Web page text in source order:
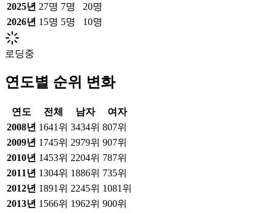
2025년 27명 7명 20명
2026년 15명 5명 10명
로딩중
연도별 순위 변화
연도 전체 남자
여자
2008년 1641위 3434위 807위
2009년 1745위 2979위 907위
2010년 1453위 2204위 787위
2011 년 1304위 1886위 735위
2012년 1891위 2245위 1081위
2013년 1566위 1962위 900위